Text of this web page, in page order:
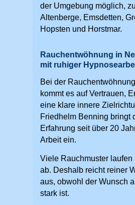
der Umgebung möglich,
Altenberge, Emsdetten,
Hopsten und Horstmar.
Rauchentwöhnung in
mit ruhiger
Bei der
kommt es auf Vertrauen,
eine klare innere
Friedhelm Benning bringt
Erfahrung seit über 20
Arbeit ein.
Viele Rauchmuster laufen
ab. Deshalb reicht reiner
aus, obwohl der Wunsch
stark ist.